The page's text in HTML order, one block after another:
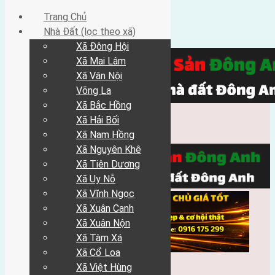
Trang Chủ
Trang Chủ
Nhà Đất (lọc theo xã)
Xã Đông Hội
Xã Mai Lâm
Xã Vân Nội
Võng La
Xã Bắc Hồng
Xã Hải Bối
Xã Nam Hồng
Xã Nguyên Khê
Xã Tiên Dương
Xã Uy Nỗ
Xã Vĩnh Ngọc
Xã Xuân Canh
Xã Xuân Nộn
Xã Tàm Xá
Xã Cổ Loa
Xã Việt Hùng